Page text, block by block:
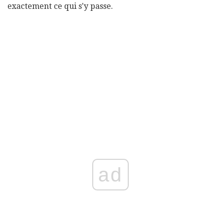
exactement ce qui s'y passe.
ad